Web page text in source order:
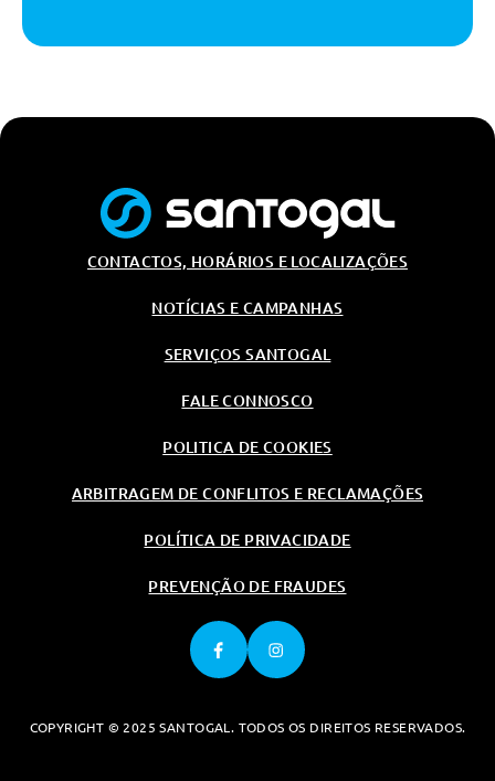
CONTACTOS, HORÁRIOS E LOCALIZAÇÕES
NOTÍCIAS E CAMPANHAS
SERVIÇOS SANTOGAL
FALE CONNOSCO
POLITICA DE COOKIES
ARBITRAGEM DE CONFLITOS E RECLAMAÇÕES
POLÍTICA DE PRIVACIDADE
PREVENÇÃO DE FRAUDES
COPYRIGHT © 2025 SANTOGAL. TODOS OS DIREITOS RESERVADOS.